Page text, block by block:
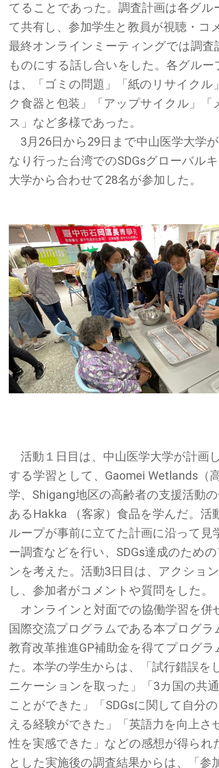
てることであった。調査計画は各グル
て共有し、参加学生と教員が視聴・コ
最終オンラインミーティングでは調査
ものにする話し合いをした。各グルー
は、「ゴミの問題」「紙のリサイクル
ク食器と包装」「アップサイクル」「
ス」など多様であった。
3月26日から29日まで中山医学大学
なり行った台湾でのSDGsグローバル
大学から合わせて28名が参加した。
活動１日目は、中山医学大学が計画
する学習として、Gaomei Wetlands（
学、Shigang地区の高齢者の支援活動
あるHakka （客家）食品を学んだ。活
ループが事前に立てた計画に沿って見
ー調査などを行い、SDGs達成のため
ンを考えた。活動3日目は、アクショ
し、参加者がコメントや質問をした。
オンラインと対面での協働学習を併
国際交流プログラムである本プログラ
教育改革推進GP補助金を得てプログ
た。本学の学生からは、「試行錯誤を
ニケーションを取った」「3カ国の共
ことができた」「SDGsに関して自分
える経験ができた」「英語力を向上さ
性を実感できた」などの感想が得られ
とした実施後の調査結果からは、「参